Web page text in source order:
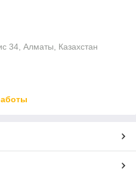
34, Алматы, Казахстан